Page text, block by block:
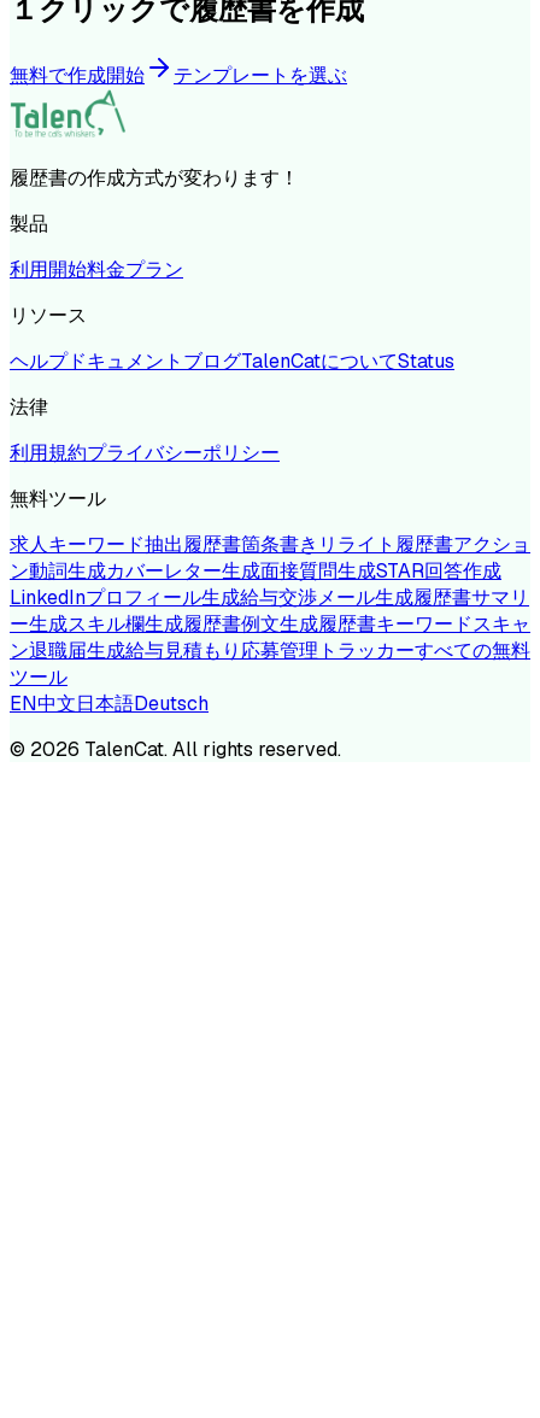
１クリックで履歴書を作成
無料で作成開始 テンプレートを選ぶ
履歴書の作成方式が変わります！
製品
利用開始料金プラン
リソース
ヘルプドキュメント ブログTalenCatについてStatus
法律
利用規約プライバシーポリシー
無料ツール
求人キーワード抽出履歴書箇条書きリライト 履歴書アクショ
ン動詞生成カバーレター生成面接質問生成STAR回答作成
LinkedInプロフィール生成給与交渉メール生成履歴書サマリ
ー生成スキル欄生成履歴書例文生成履歴書キーワードスキャ
ン退職届生成給与見積もり 応募管理トラッカーすべての無料
ツール
EN中文日本語Deutsch
© 2026 TalenCat. All rights reserved.